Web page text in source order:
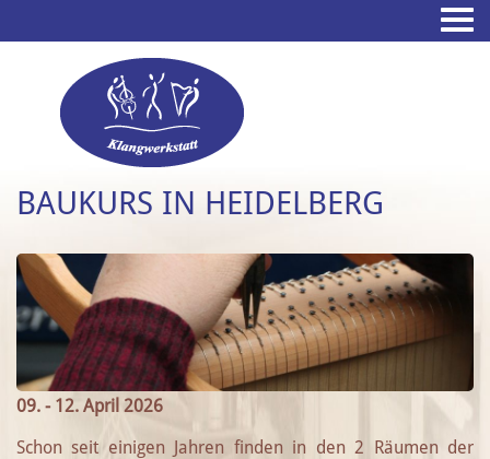
BAUKURS IN HEIDELBERG
09. - 12. April 2026
Schon seit einigen Jahren finden in den 2 Räumen der